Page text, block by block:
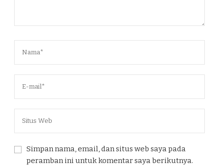
Simpan nama, email, dan situs web saya pada
peramban ini untuk komentar saya berikutnya.